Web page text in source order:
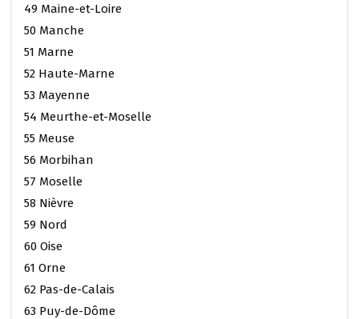
49 Maine-et-Loire
50 Manche
51 Marne
52 Haute-Marne
53 Mayenne
54 Meurthe-et-Moselle
55 Meuse
56 Morbihan
57 Moselle
58 Nièvre
59 Nord
60 Oise
61 Orne
62 Pas-de-Calais
63 Puy-de-Dôme